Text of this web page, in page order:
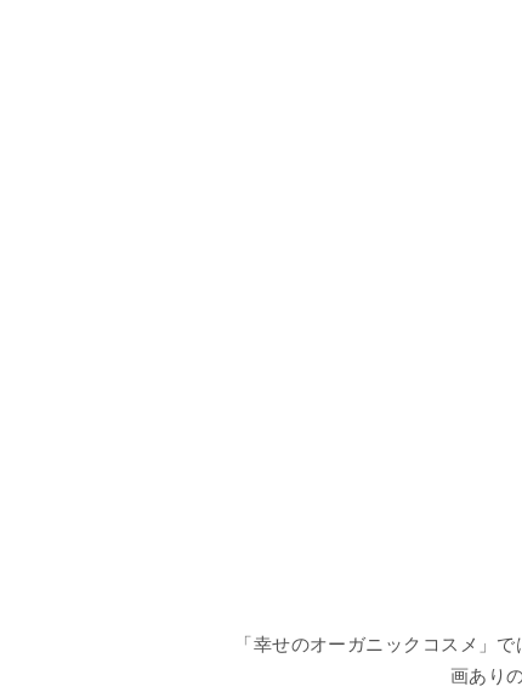
「幸せのオーガニックコスメ」
画あり